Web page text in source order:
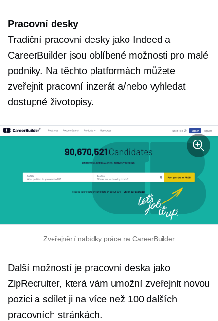
Pracovní desky
Tradiční pracovní desky jako Indeed a
CareerBuilder jsou oblíbené možnosti pro malé
podniky. Na těchto platformách můžete
zveřejnit pracovní inzerát a/nebo vyhledat
dostupné životopisy.
Zveřejnění nabídky práce na CareerBuilder
Další možností je pracovní deska jako
ZipRecruiter, která vám umožní zveřejnit novou
pozici a sdílet ji na více než 100 dalších
pracovních stránkách.